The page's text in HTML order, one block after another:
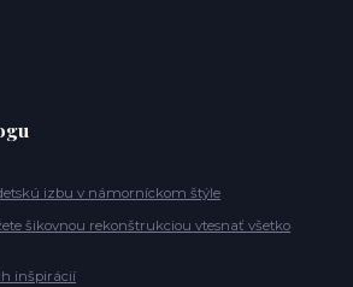
izbu v námorníckom štýle
šikovnou rekonštrukciou vtesnať všetko
inšpirácií